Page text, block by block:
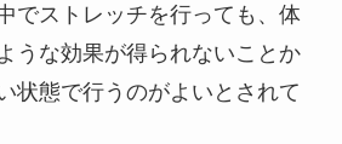
でストレッチを行っても、体
うな効果が得られないことか
状態で行うのがよいとされて